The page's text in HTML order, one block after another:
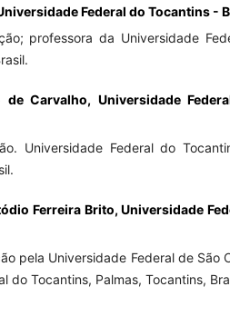
Federal do Tocantins -
professora da Universidade
de Carvalho, Universidade
Universidade Federal do
Ferreira Brito, Universidade
pela Universidade Federal de São
do Tocantins, Palmas, Tocantins,